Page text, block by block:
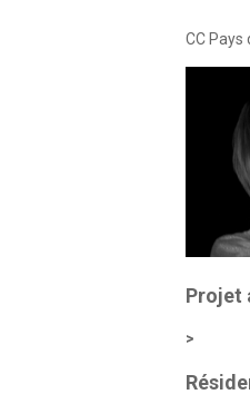
L’Addim 70 conduit une politique
CC
Projet